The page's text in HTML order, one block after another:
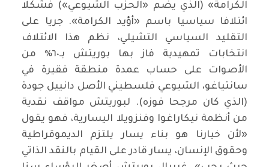
الكرامة» (الذي يضم «الحزب الشيوعي») فشكلا
ائتلافا سياسيا باسم «أؤيد الكرامة». جريا على
التقليد السياسي التشيلي، نظم هذا الائتلاف
انتخابات تمهيدية فاز بها بوريتش بـ٦٠٪ من
الأصوات على حساب عمدة منطقة فقيرة في
سانتياغو، الشيوعي فلسطيني الأصل دانييل جودة
(الذي كان مرجحا فوزه). لبوريتش مواقف نقدية
من أنظمة نيكاراغوا وفنزويلا اليسارية، فهو يقول
«لأن خيارنا هو بناء يسار يلتزم الديموقراطية
وحقوق الإنسان، يسار قادر على القيام بالنقد الذاتي